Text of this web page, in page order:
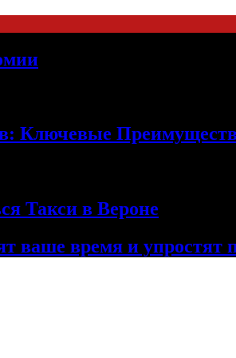
Ключевые
Такси в Вероне
ваше время и упростят